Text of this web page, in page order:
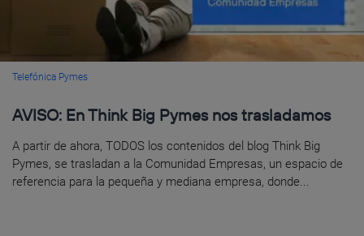
Telefónica Pymes
AVISO: En Think Big Pymes nos trasladamos
A partir de ahora, TODOS los contenidos del blog Think Big
Pymes, se trasladan a la Comunidad Empresas, un espacio de
referencia para la pequeña y mediana empresa, donde...